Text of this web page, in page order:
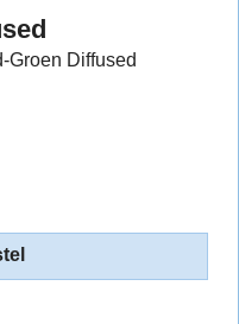
Groen Diffused